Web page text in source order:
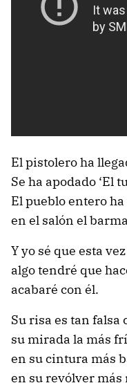
El pistolero ha
Se ha apodado ‘El
El pueblo entero
en el salón el
Y yo sé que esta
algo tendré que
acabaré con él.
Su risa es tan falsa
su mirada la más
en su cintura más
en su revólver más